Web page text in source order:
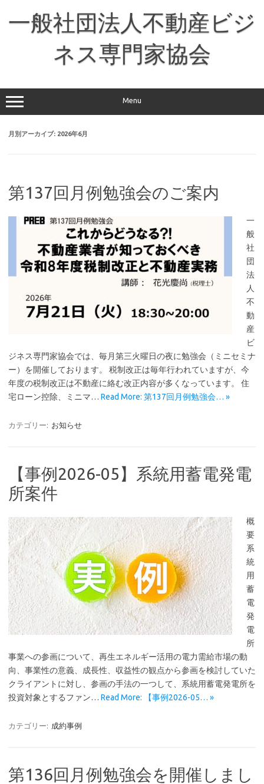
一般社団法人不動産ビジ
ネス専門家協会
Menu
月別アーカイブ: 2026年6月
第137回月例勉強会のご案内
一
般
社
団
法
人
不
動
産
ビ
ジネス専門家協会では、毎月第三火曜日の夜に勉強会（ミニセミナ
ー）を開催しております。 税制改正は毎年行われていますが、今
年度の税制改正は不動産に絡む改正内容が多くなっています。 住
宅ローン控除、ミニマ… Read More: 第137回月例勉強会… »
カテゴリー: お知らせ
【事例2026-05】系統用蓄電発電
所案件
概
要
系
統
用
蓄
電
発
電
所
事業への参画について、再生エネルギー活用の電力需給市場の動
向、事業性の意義、成長性、収益性の観点から参画を検討していた
クライアントに対し、参画の手法の一つして、系統用蓄電発電所を
投資対象とするファン… Read More: 【事例2026-05… »
カテゴリー: 成約事例
第136回月例勉強会を開催しまし